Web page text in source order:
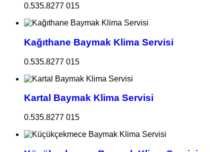
0.535.8277 015
Kağıthane Baymak Klima Servisi
0.535.8277 015
Kartal Baymak Klima Servisi
0.535.8277 015